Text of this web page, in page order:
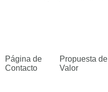
Página de
Contacto
Propuesta de
Valor